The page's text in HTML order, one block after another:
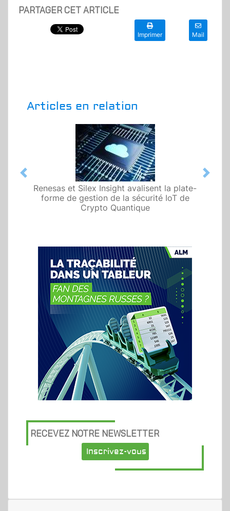
PARTAGER CET ARTICLE
Imprimer Mail
Articles en relation
Renesas et Silex Insight avalisent la plate-
forme de gestion de la sécurité IoT de
Crypto Quantique
Previous Next
RECEVEZ NOTRE NEWSLETTER
Inscrivez-vous